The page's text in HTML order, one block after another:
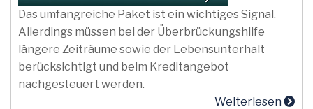
Das umfangreiche Paket ist ein wichtiges Signal.
Allerdings müssen bei der Überbrückungshilfe
längere Zeiträume sowie der Lebensunterhalt
berücksichtigt und beim Kreditangebot
nachgesteuert werden.
Weiterlesen